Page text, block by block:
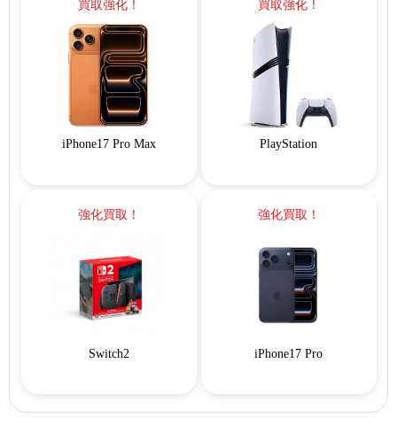
買取強化！
iPhone17 Pro Max
買取強化！
PlayStation
強化買取！
Switch2
強化買取！
iPhone17 Pro